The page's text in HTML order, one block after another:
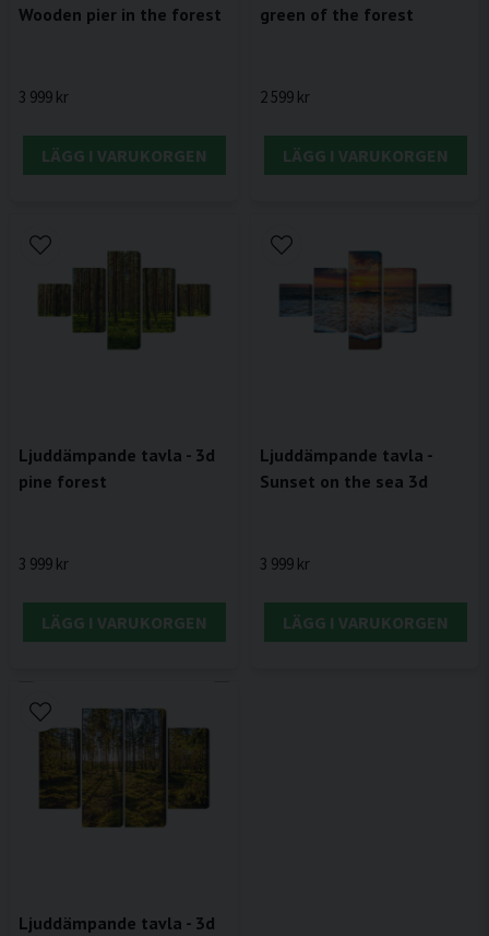
Wooden pier in the forest
3 999 kr
LÄGG I VARUKORGEN
green of the forest
2 599 kr
LÄGG I VARUKORGEN
Ljuddämpande tavla - 3d
pine forest
3 999 kr
LÄGG I VARUKORGEN
Ljuddämpande tavla -
Sunset on the sea 3d
3 999 kr
LÄGG I VARUKORGEN
Ljuddämpande tavla - 3d